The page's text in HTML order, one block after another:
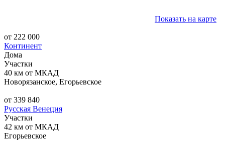
Показать на карте
от 222 000
Континент
Дома
Участки
40 км от МКАД
Новорязанское, Егорьевское
от 339 840
Русская Венеция
Участки
42 км от МКАД
Егорьевское